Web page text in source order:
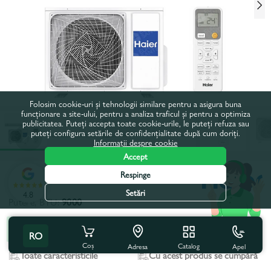
Codul produsului:
Putere, BTU:9000
9000
12000 18000
24000
Toate caracteristicile
Cu acest produs se cumpără
RO
Coș Adresa Catalog Apel
4.8
Folosim cookie-uri și tehnologii similare pentru a asigura buna
funcționare a site-ului, pentru a analiza traficul și pentru a optimiza
publicitatea. Puteți accepta toate cookie-urile, le puteți refuza sau
puteți configura setările de confidențialitate după cum doriți.
Informații despre cookie
Accept
Respinge
Setări